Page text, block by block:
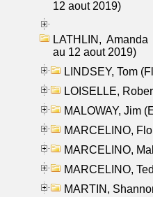
12 aout 2019)
LATHLIN,
au 12 aout 2019)
LINDSEY, Tom
LOISELLE,
MALOWAY, Jim
MARCELINO,
MARCELINO,
MARCELINO,
MARTIN,